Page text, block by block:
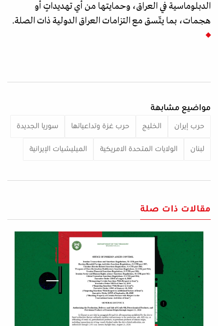
الدبلوماسية في العراق، وحمايتها من أي تهديداتٍ أو
هجمات، بما يتّسق مع التزامات العراق الدولية ذات الصلة.
مواضيع مشابهة
حرب إيران الخليج حرب غزة وتداعياتها سوريا الجديدة
لبنان الولايات المتحدة الامريكية الميليشيات الإيرانية
مقالات ذات صلة